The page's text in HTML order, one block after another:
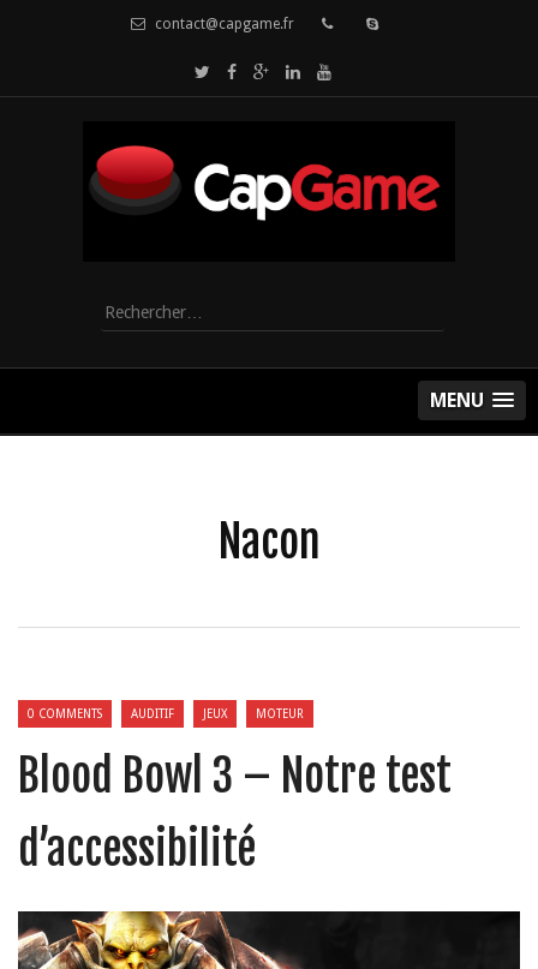
contact@capgame.fr
Rechercher :
MENU
Nacon
0 COMMENTS AUDITIF JEUX MOTEUR
Blood Bowl 3 – Notre test
d’accessibilité